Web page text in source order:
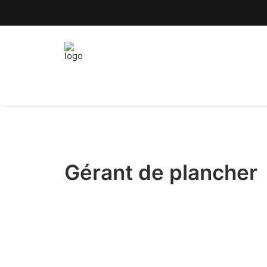
Gérant de plancher